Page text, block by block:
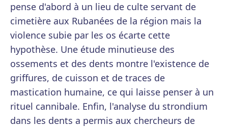
pense d'abord à un lieu de culte servant de
cimetière aux Rubanées de la région mais la
violence subie par les os écarte cette
hypothèse. Une étude minutieuse des
ossements et des dents montre l'existence de
griffures, de cuisson et de traces de
mastication humaine, ce qui laisse penser à un
rituel cannibale. Enfin, l'analyse du strondium
dans les dents a permis aux chercheurs de